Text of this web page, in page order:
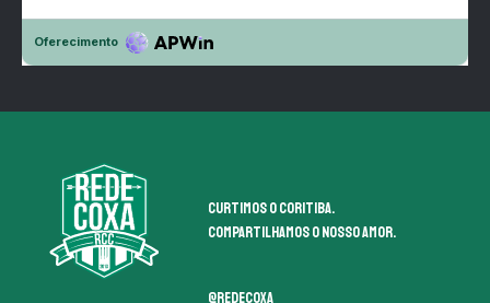
Curtimos o coritiba.
Compartilhamos o nosso amor.
@redecoxa